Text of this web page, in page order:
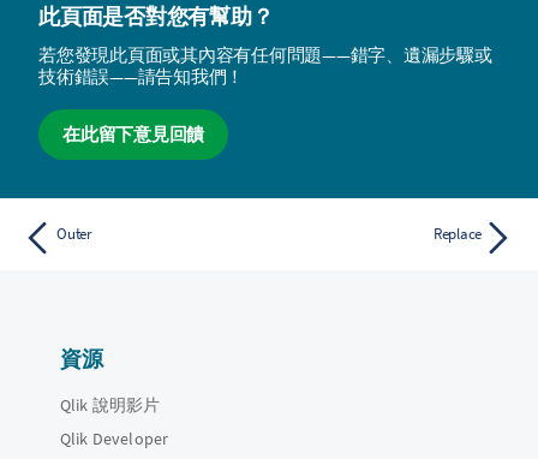
此頁面是否對您有幫助？
若您發現此頁面或其內容有任何問題——錯字、遺漏步驟或
技術錯誤——請告知我們！
在此留下意見回饋
Outer Replace
資源
Qlik 說明影片
Qlik Developer